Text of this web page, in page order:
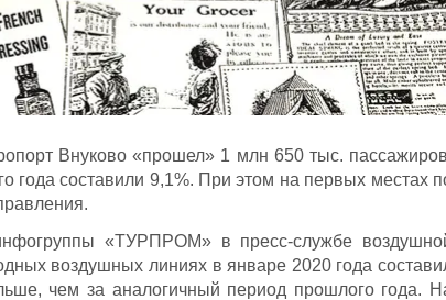
Внуково «прошел» 1 млн 650 тыс.
года составили 9,1%. При этом на первых местах
«ТУРПРОМ» в пресс-службе
воздушных линиях в январе 2020 года
чем за аналогичный период прошлого года.